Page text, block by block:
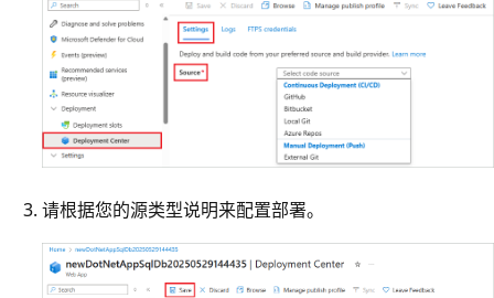
请根据您的源类型说明来配置部署。